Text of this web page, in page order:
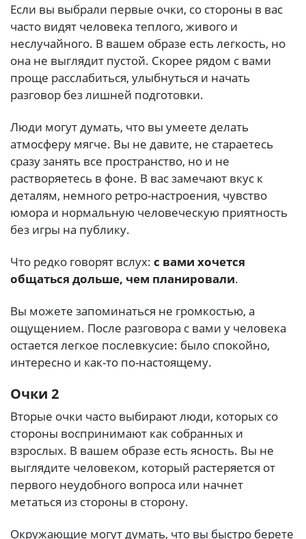
Если вы выбрали первые очки, со стороны в вас
часто видят человека теплого, живого и
неслучайного. В вашем образе есть легкость, но
она не выглядит пустой. Скорее рядом с вами
проще расслабиться, улыбнуться и начать
разговор без лишней подготовки.
Люди могут думать, что вы умеете делать
атмосферу мягче. Вы не давите, не стараетесь
сразу занять все пространство, но и не
растворяетесь в фоне. В вас замечают вкус к
деталям, немного ретро-настроения, чувство
юмора и нормальную человеческую приятность
без игры на публику.
Что редко говорят вслух: с вами хочется
общаться дольше, чем планировали.
Вы можете запоминаться не громкостью, а
ощущением. После разговора с вами у человека
остается легкое послевкусие: было спокойно,
интересно и как-то по-настоящему.
Очки 2
Вторые очки часто выбирают люди, которых со
стороны воспринимают как собранных и
взрослых. В вашем образе есть ясность. Вы не
выглядите человеком, который растеряется от
первого неудобного вопроса или начнет
метаться из стороны в сторону.
Окружающие могут думать, что вы быстро берете